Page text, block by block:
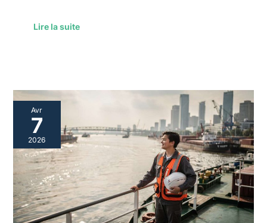
Lire la suite
Avr
7
2026
Choisir
le
bac
pro
transport
fluvial
:
découvrez
les
débouchés